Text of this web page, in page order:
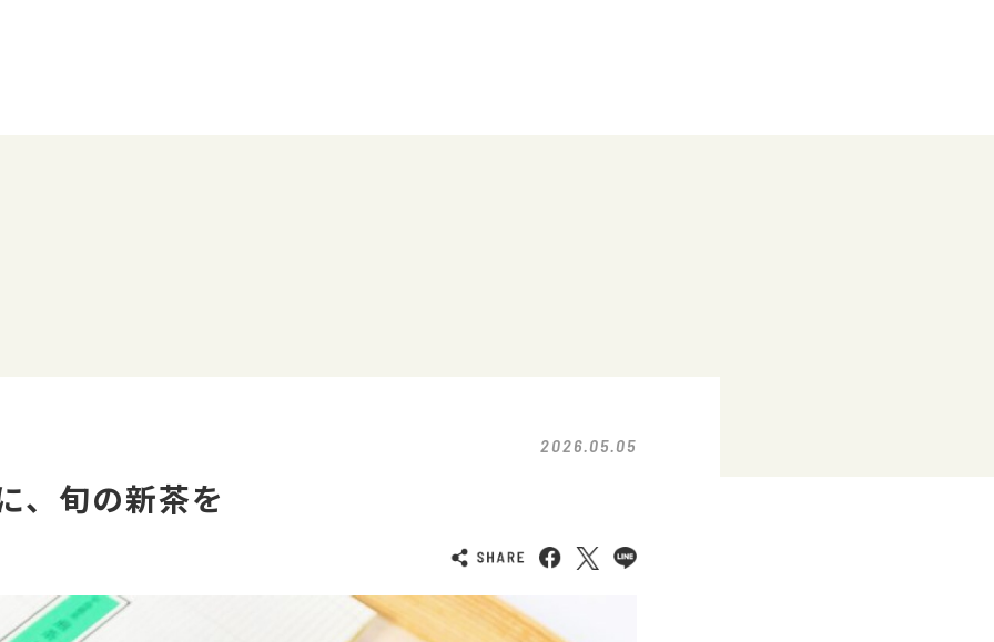
2026.05.05
、旬の新茶を